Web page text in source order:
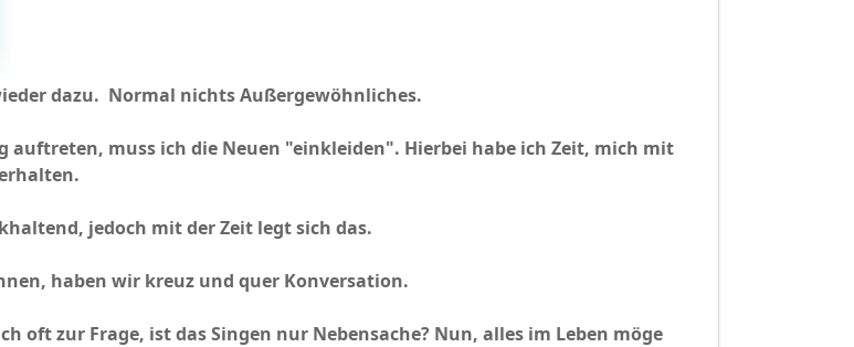
dazu. Normal nichts Außergewöhnliches.
auftreten, muss ich die Neuen "einkleiden". Hierbei habe ich Zeit, mich mit
jedoch mit der Zeit legt sich das.
haben wir kreuz und quer Konversation.
oft zur Frage, ist das Singen nur Nebensache? Nun, alles im Leben möge